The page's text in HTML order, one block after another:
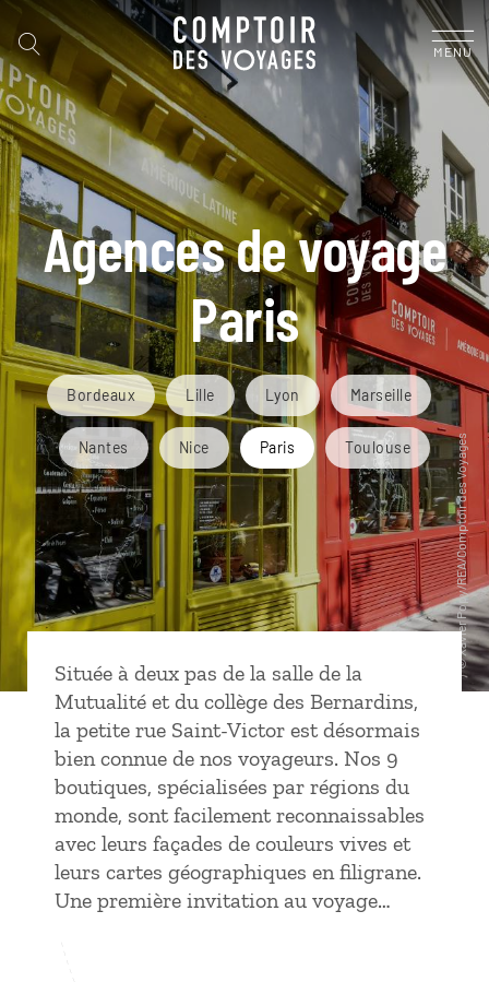
MENU
Agences de voyage
Paris
Bordeaux Lille Lyon Marseille
Nantes Nice Paris Toulouse
Située à deux pas de la salle de la
Mutualité et du collège des Bernardins,
la petite rue Saint-Victor est désormais
bien connue de nos voyageurs. Nos 9
boutiques, spécialisées par régions du
monde, sont facilement reconnaissables
avec leurs façades de couleurs vives et
leurs cartes géographiques en filigrane.
Une première invitation au voyage…